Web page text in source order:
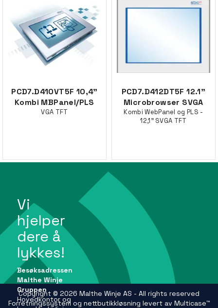
PCD7.D410VT5F 10,4"
Kombi MBPanel/PLS
VGA TFT
PCD7.D412DT5F 12.1"
Microbrowser SVGA
Kombi WebPanel og PLS -
12,1" SVGA TFT
Vi
hjelper
dere å
lykkes!
Besøksadressen
Malthe Winje
Gruppen
Hovedkontor og
Copyright © 2026 Malthe Winje AS - All rights reserved
Forretningssystem og nettbutikkløsning levert av Multicase™